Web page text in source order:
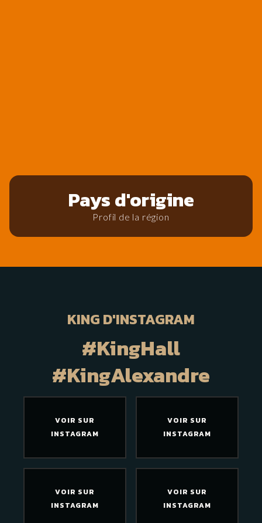
Pays d'origine
Profil de la région
KING D'INSTAGRAM
#KingHall
#KingAlexandre
VOIR SUR
INSTAGRAM
VOIR SUR
INSTAGRAM
VOIR SUR
INSTAGRAM
VOIR SUR
INSTAGRAM